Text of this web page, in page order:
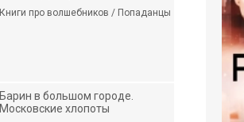
Книги про волшебников / Попаданцы
Барин в большом городе.
Московские хлопоты